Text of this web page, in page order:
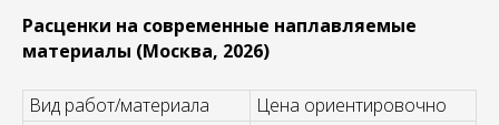
Расценки на современные наплавляемые
материалы (Москва, 2026)
Вид работ/материала
Цена ориентировочно